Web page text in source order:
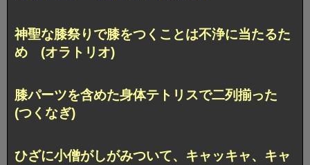
神聖な膝祭りで膝をつくことは不浄に当たるた
め (オラトリオ)
膝パーツを含めた身体テトリスで二列揃った
(つくなぎ)
ひざに小僧がしがみついて、キャッキャ、キャ